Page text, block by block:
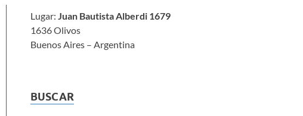
Lugar:Juan Bautista Alberdi 1679
1636 Olivos
Buenos Aires – Argentina
BUSCAR